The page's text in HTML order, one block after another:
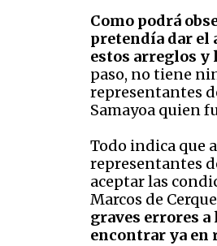
Como podrá
pretendía dar el
estos arreglos y
paso, no tiene
representantes
Samayoa quien
Todo indica que
representantes
aceptar las
Marcos de
graves errores
encontrar ya en